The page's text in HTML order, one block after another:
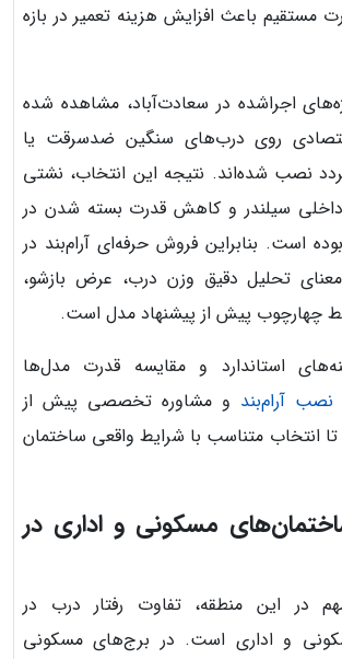
مستقیم باعث افزایش هزینه تعمیر در بازه
اجراشده در سعادت‌آباد، مشاهده شده
روی درب‌های سنگین ضدسرقت یا
نصب شده‌اند. نتیجه این انتخاب، نشتی
سیلندر و کاهش قدرت بسته شدن در
است. بنابراین فروش حرفه‌ای آرام‌بند در
تحلیل دقیق وزن درب، عرض بازشو،
چهارچوب پیش از پیشنهاد مدل است.
استاندارد و مقایسه قدرت مدل‌ها
نصب آرام‌بند و مشاوره تخصصی پیش از
تا انتخاب متناسب با شرایط واقعی ساختمان
مسکونی و اداری در
در این منطقه، تفاوت رفتار درب در
و اداری است. در برج‌های مسکونی